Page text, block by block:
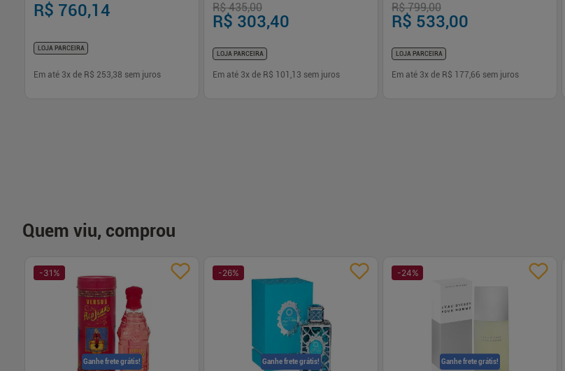
R$ 760,14
LOJA PARCEIRA
Em até 3x de R$ 253,38 sem juros
R$ 435,00
R$ 303,40
LOJA PARCEIRA
Em até 3x de R$ 101,13 sem juros
R$ 799,00
R$ 533,00
LOJA PARCEIRA
Em até 3x de R$ 177,66 sem juros
Quem viu, comprou
Ganhe frete grátis!
-31 %
Ganhe frete grátis!
-26%
Ganhe frete grátis!
-24%